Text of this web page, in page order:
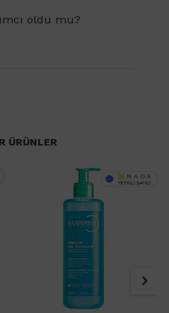
oldu mu?
ÜRÜNLER